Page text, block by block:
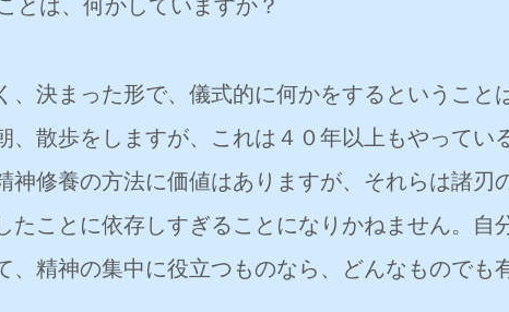
、決まった形で、儀式的に何かをするということ
、散歩をしますが、これは４０年以上もやってい
神修養の方法に価値はありますが、それらは諸刃
たことに依存しすぎることになりかねません。自
、精神の集中に役立つものなら、どんなものでも